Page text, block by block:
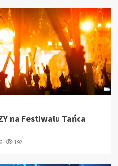
na Festiwalu Tańca
192